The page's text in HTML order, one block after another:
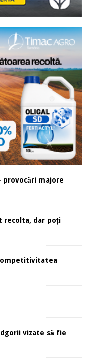
provocări majore
recolta, dar poți
vizate să fie